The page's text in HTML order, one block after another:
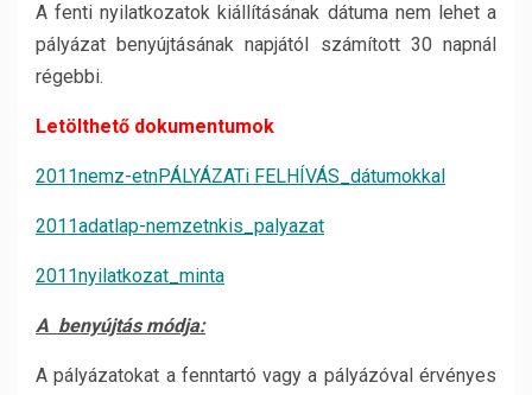
A fenti nyilatkozatok kiállításának dátuma nem lehet a
pályázat benyújtásának napjától számított 30 napnál
régebbi.
Letölthető dokumentumok
2011nemz-etnPÁLYÁZATi FELHÍVÁS_dátumokkal
2011adatlap-nemzetnkis_palyazat
2011nyilatkozat_minta
A benyújtás módja:
A pályázatokat a fenntartó vagy a pályázóval érvényes